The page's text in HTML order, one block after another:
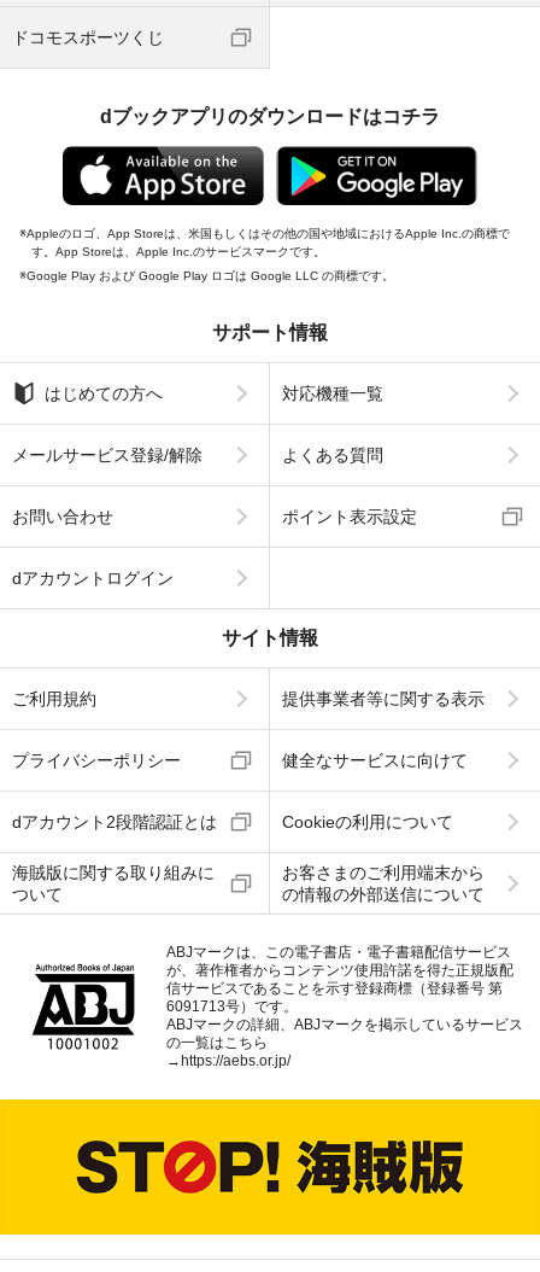
ドコモスポーツくじ
dブックアプリのダウンロードはコチラ
Appleのロゴ、App Storeは、米国もしくはその他の国や地域におけるApple Inc.の商標で
す。App Storeは、Apple Inc.のサービスマークです。
Google Play および Google Play ロゴは Google LLC の商標です。
サポート情報
はじめての方へ 対応機種一覧
メールサービス登録/解除 よくある質問
お問い合わせ ポイント表示設定
dアカウントログイン
サイト情報
ご利用規約 提供事業者等に関する表示
プライバシーポリシー 健全なサービスに向けて
dアカウント2段階認証とは Cookieの利用について
海賊版に関する取り組みに
ついて
お客さまのご利用端末から
の情報の外部送信について
ABJマークは、この電子書店・電子書籍配信サービス
が、著作権者からコンテンツ使用許諾を得た正規版配
信サービスであることを示す登録商標（登録番号 第
6091713号）です。
ABJマークの詳細、ABJマークを掲示しているサービス
の一覧はこちら
→https://aebs.or.jp/